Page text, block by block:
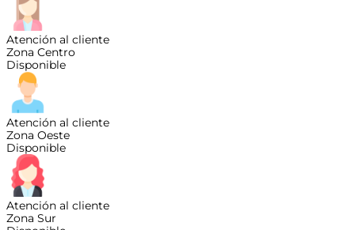
Atención al cliente
Zona Centro
Disponible
Atención al cliente
Zona Oeste
Disponible
Atención al cliente
Zona Sur